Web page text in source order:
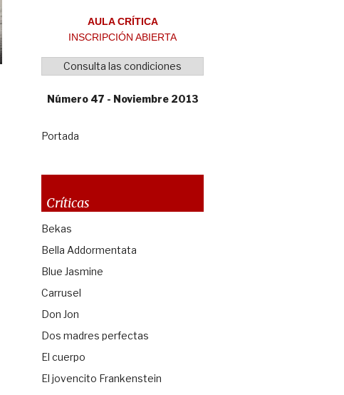
AULA CRÍTICA
INSCRIPCIÓN ABIERTA
Consulta las condiciones
Número 47 - Noviembre 2013
Portada
Críticas
Bekas
Bella Addormentata
Blue Jasmine
Carrusel
Don Jon
Dos madres perfectas
El cuerpo
El jovencito Frankenstein